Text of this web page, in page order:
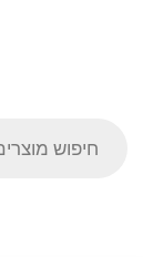
search